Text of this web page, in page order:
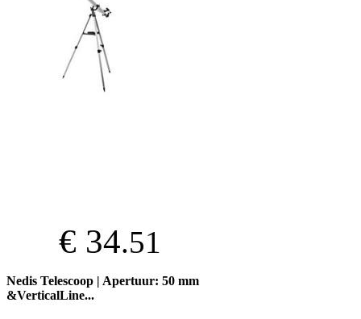
€ 34.51
Nedis Telescoop | Apertuur: 50 mm
&VerticalLine...